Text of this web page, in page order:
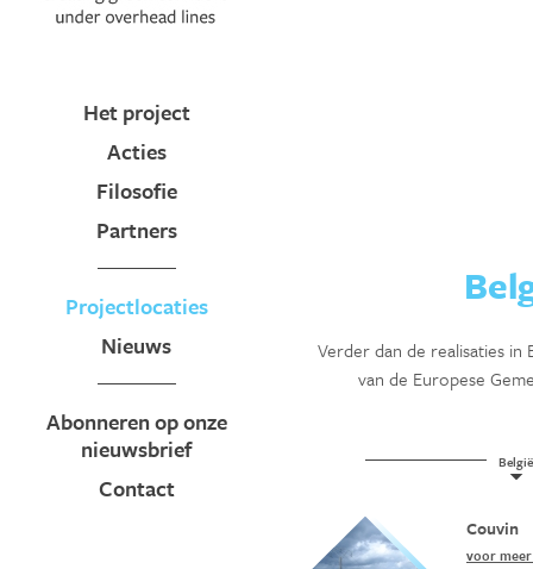
Het project
Acties
Filosofie
Partners
Projectlocaties
Nieuws
Abonneren op onze
nieuwsbrief
Contact
Verder dan de realisaties in
van de Europese
België
Couvin
voor